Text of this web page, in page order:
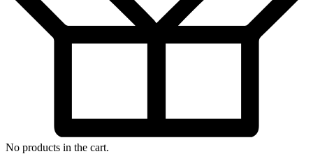
No products in the cart.